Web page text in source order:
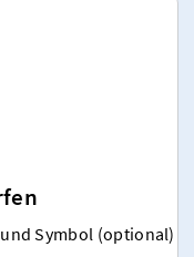
Symbol (optional)